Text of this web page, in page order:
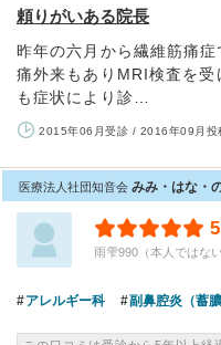
頼りがいある院長
昨年の六月から繊維筋痛
痛外来もありMRI検査を
も症状により診…
2015年06月受診 / 2016年09月投
医療法人社団知音会 みみ・はな・
雨雫990（本人ではな
アレルギー科 副鼻腔炎（蓄膿